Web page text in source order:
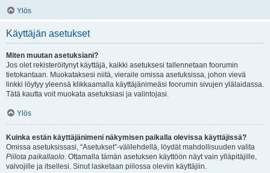
Ylös
Käyttäjän asetukset
Miten muutan asetuksiani?
Jos olet rekisteröitynyt käyttäjä, kaikki asetuksesi tallennetaan foorumin
tietokantaan. Muokataksesi niitä, vieraile omissa asetuksissa, johon vievä
linkki löytyy yleensä klikkaamalla käyttäjänimeäsi foorumin sivujen ylälaidassa.
Tätä kautta voit muokata asetuksiasi ja valintojasi.
Ylös
Kuinka estän käyttäjänimeni näkymisen paikalla olevissa käyttäjissä?
Omissa asetuksissasi, “Asetukset”-välilehdellä, löydät mahdollisuuden valita
Piilota paikallaolo. Ottamalla tämän asetuksen käyttöön näyt vain ylläpitäjille,
valvojille ja itsellesi. Sinut lasketaan piilossa oleviin käyttäjiin.